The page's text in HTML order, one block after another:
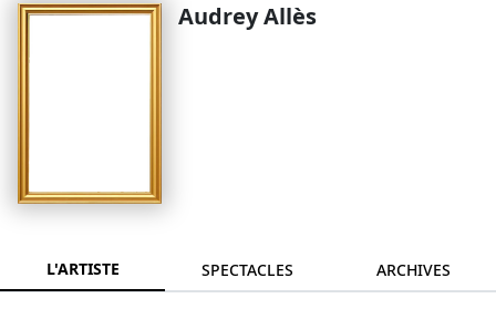
Audrey Allès
L'ARTISTE SPECTACLES ARCHIVES